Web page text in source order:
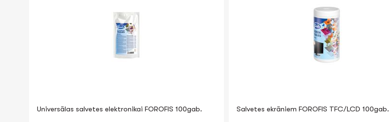
Universālas salvetes elektronikai FOROFIS 100gab. Salvetes ekrāniem FOROFIS TFC/LCD 100gab.